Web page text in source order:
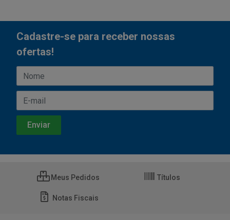
Cadastre-se para receber nossas
ofertas!
Meus Pedidos Títulos
Notas Fiscais